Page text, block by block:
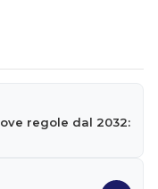
regole dal 2032: